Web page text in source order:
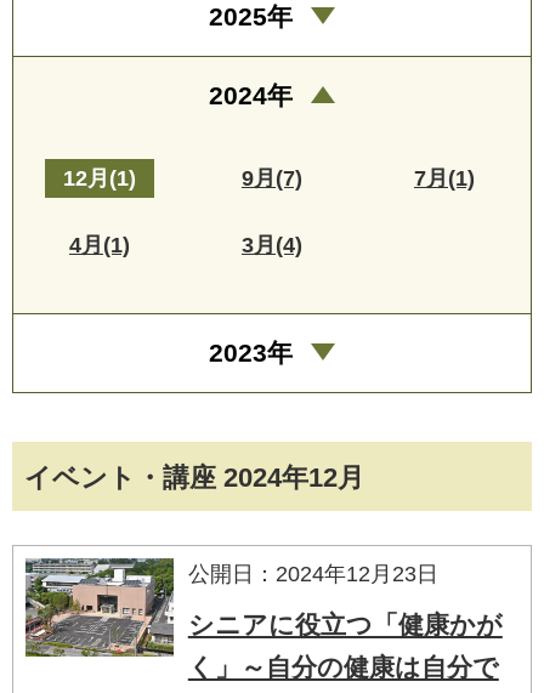
イベント・講座 2024年12月
公開日：2024年12月23日
シニアに役立つ「健康かが
く」～自分の健康は自分で
2025年
2024年
12月(1) 9月(7) 7月(1)
4月(1) 3月(4)
2023年